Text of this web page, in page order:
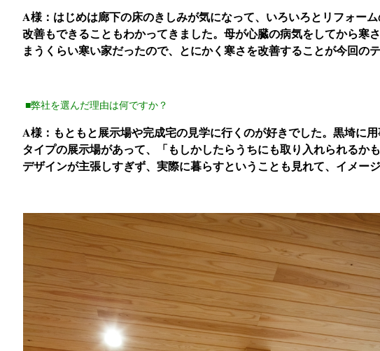
A様：はじめは廊下の床のきしみが気になって、いろいろとリフォー
改善もできることもわかってきました。母が心臓の病気をしてから
まうくらい寒い家だったので、とにかく寒さを改善することが今回の
■弊社を選んだ理由は何ですか？
A様：もともと展示場や完成宅の見学に行くのが好きでした。黒埼に
タイプの展示場があって、「もしかしたらうちにも取り入れられる
デザインが主張しすぎず、実際に暮らすということも見れて、イメー